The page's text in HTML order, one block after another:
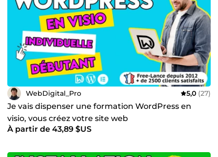
WebDigital_Pro 5,0 (27)
Je vais dispenser une formation WordPress en
visio, vous créez votre site web
À partir de 43,89 $US